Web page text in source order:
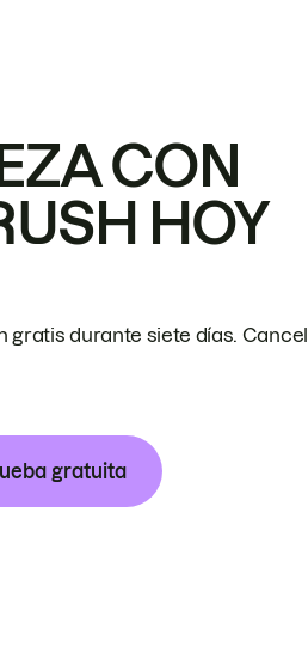
CON
HOY
gratis durante siete días.
gratuita